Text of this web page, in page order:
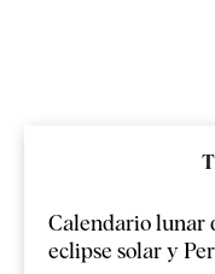
Calendario lunar
eclipse solar y